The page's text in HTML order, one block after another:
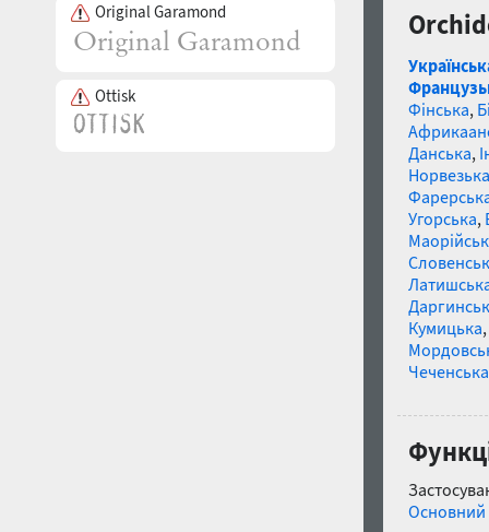
Original Garamond
Ottisk
Фінська,
Данська,
Норвезька
Угорська,
Кумицька,
Чеченська
Основний